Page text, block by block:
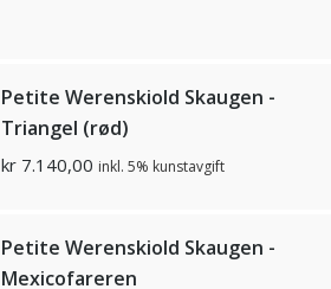
Petite Werenskiold Skaugen -
Triangel (rød)
kr 7.140,00 inkl. 5% kunstavgift
Petite Werenskiold Skaugen -
Mexicofareren